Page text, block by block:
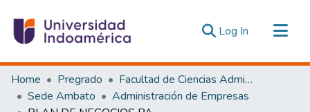
Log In (current)
Communities & Collections
All of DSpace
Home Pregrado
Facultad de Ciencias Administrativas y Económicas
Sede Ambato
Administración de Empresas